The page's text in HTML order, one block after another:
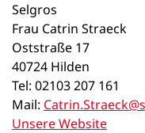
Selgros
Frau Catrin Straeck
Oststraße 17
40724 Hilden
Tel: 02103 207 161
Mail:
Unsere Website